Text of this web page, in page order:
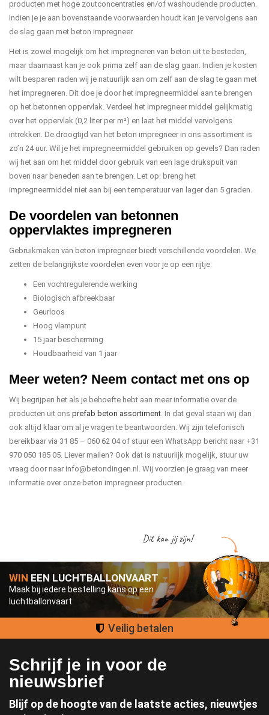
producten met hoge zoutconcentraties en/of washoudende producten.
Indien je je aan bovenstaande voorwaarden houdt kan je vervolgens aan
de slag gaan met beton impregneer.
Het is zowel mogelijk om het impregneren van beton uit te besteden,
maar daarnaast kan je ook prima zelf aan de slag gaan. Indien je kosten
wilt besparen raden wij je natuurlijk aan om zelf aan de slag te gaan met
het impregneren. Dit doe je door het impregneermiddel aan te brengen
op het betonnen oppervlak. Verdeel het impregneer middel gelijkmatig
over het oppervlak (0,2 liter per m²) en laat het middel vervolgens
intrekken. De droogtijd van het beton impregneer in ons assortiment is
zo’n 24 uur. Wil je het impregneermiddel gebruiken op gevels? Dan raden
wij het aan om het middel door gebruik van een lage drukspuit van
boven naar beneden aan te brengen. Let op: breng het
impregneermiddel niet aan bij een temperatuur van lager dan 5 graden.
De voordelen van betonnen
oppervlaktes impregneren
Gebruikmaken van beton impregneer biedt verschillende voordelen. We
zetten de belangrijkste voordelen even voor je op een rijtje:
Een vochtregulerende werking
Biologisch afbreekbaar
Geurloos
Hoog vlampunt
15 jaar bescherming
Houdbaarheid van 1 jaar
Meer weten? Neem contact met ons op
Wij begrijpen het als je behoefte hebt aan meer informatie over de
producten uit ons prefab beton assortiment. In dat geval staan wij dan
ook altijd klaar om al je vragen te beantwoorden. Wij zijn telefonisch
bereikbaar via 31 85 – 060 62 04 of stuur een WhatsApp bericht naar +31
970 050 185 05. Liever mailen? Ook dat is natuurlijk mogelijk, stuur uw
vraag door naar info@betondingen.nl . Wij voorzien je graag van meer
informatie over onze beton impregneer producten.
WIN EEN LUCHTBALLONVAART
Maak bij iedere bestelling kans op een
luchtballonvaart
Dit kan jij zijn!
Groot assortiment
Schrijf je in voor de
nieuwsbrief
Blijf op de hoogte van de laatste acties, nieuwtjes